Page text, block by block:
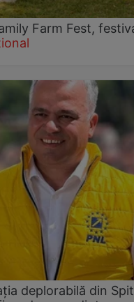
Farm Fest,
deplorabilă din